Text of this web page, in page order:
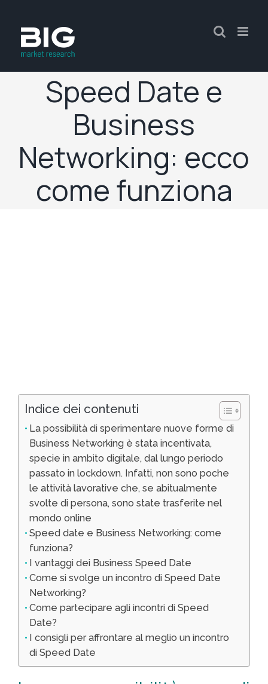
Speed Date e
Business
Networking: ecco
come funziona
Indice dei contenuti
La possibilità di sperimentare nuove forme di
Business Networking è stata incentivata,
specie in ambito digitale, dal lungo periodo
passato in lockdown. Infatti, non sono poche
le attività lavorative che, se abitualmente
svolte di persona, sono state trasferite nel
mondo online
Speed date e Business Networking: come
funziona?
I vantaggi dei Business Speed Date
Come si svolge un incontro di Speed Date
Networking?
Come partecipare agli incontri di Speed
Date?
I consigli per affrontare al meglio un incontro
di Speed Date